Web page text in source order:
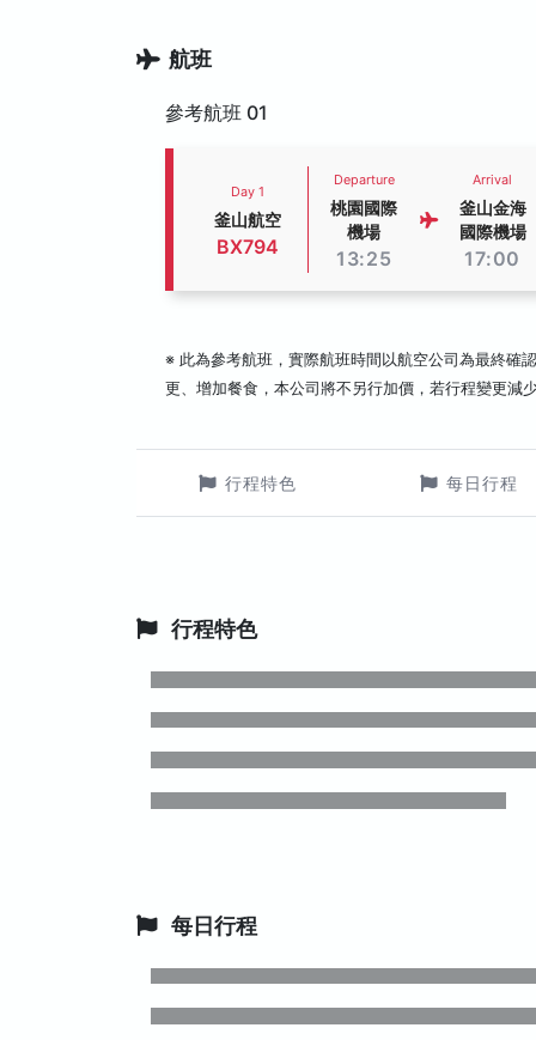
航班
參考航班 01
Day 1
釜山航空
BX794
Departure
桃園國際
機場
13:25
Arrival
釜山金海
國際機場
17:00
※ 此為參考航班，實際航班時間以航空公司為最終確
更、增加餐食，本公司將不另行加價，若行程變更減
行程特色 每日行程
行程特色
每日行程